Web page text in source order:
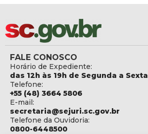
FALE CONOSCO
Horário de Expediente:
das 12h às 19h de Segunda a Sexta
Telefone:
+55 (48) 3664 5806
E-mail:
secretaria@sejuri.sc.gov.br
Telefone da Ouvidoria:
0800-6448500